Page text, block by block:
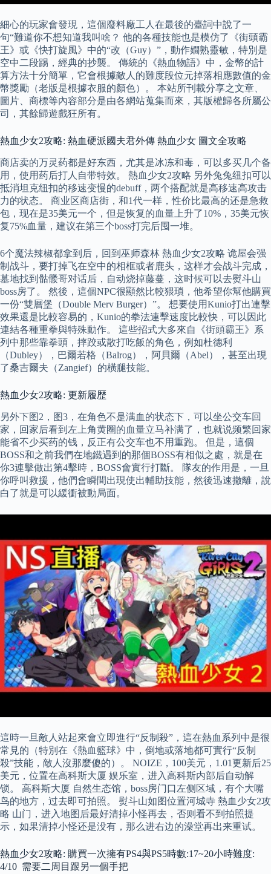
細心的玩家會發現，這個廢料廠工人在最後的臺詞中說了一
句“難道你不想知道我叫啥？ 他的各種技能也是模仿了《街頭霸
王》或《快打旋風》中的“改（Guy）”，動作嫺熟靈敏，特別是
空中二段踢，經典的抄襲。 傳統的《熱血物語》中，金幣的計
算方法十分簡單，它會根據敵人的難度段位元掉落相應數值的金
幣獎勵（老版是根據衣服的顏色）。 本站所刊載分享之文章、
圖片、商標等內容部分是由各網站蒐集而來，其版權歸各所屬公
司，其餘歸遊戲狂所有。
熱血少女2攻略: 熱血硬派國夫君外傳 熱血少女 圖文全攻略
商店卖的万灵药都是好东西，尤其是冰冻和毒，可以多买几个备
用，使用药后打人自带特效。 熱血少女2攻略 另外兔兔纽扣可以
抵消坦克纽扣的移速变慢的debuff，两个搭配就是高移速高攻击
力的状态。 商业区商店街，和1代一样，性价比最高的还是急救
包，现在是35美元一个，但是恢复的血量上升了10%，35美元恢
复75%血量，建议在第三个boss打完后囤一堆。
6个魔法辣椒都拿到后，回到巫师森林 熱血少女2攻略 诡屋会强
制战斗，要打掉飞在空中的相框或者鹿头，这样才会战斗完成，
墓地找到骷髅哥对话后，自动烧掉藤蔓，这时候可以去熨斗山
boss房了。 然後，這個NPC很顯然比較猥瑣，他希望你幫他購買
一份“雙層堡（Double Merv Burger）”。 想要使用Kunio打出連擊
效果還是比較容易的，Kunio的拳法連擊速度比較快，可以因此
連結各種重拳與特殊動作。 這些招式大多來自《街頭霸王》系
列中那些靠拳頭，摔跤或散打吃飯的角色，例如杜德利
（Dubley），巴爾若格（Balrog），阿貝爾（Abel），甚至出現
了桑吉爾夫（Zangief）的橫腿技能。
熱血少女2攻略: 更新履歴
另外下图2，图3，在角色不是满血的状态下，可以坐公交车回
家，回家后看到左上角黄圈的血量立马补满了，也就说频繁回家
能省不少买药的钱，反正有公交车也不用重跑。 但是，這個
BOSS和之前我們在地鐵遇到的那個BOSS有相似之處，就是在
你3連擊做出第4擊時，BOSS會實行打斷。 隊友的作用是，一旦
你呼叫救援，他們會瞬間出現使出輔助技能，然後迅速撤離，說
白了就是可以緩衝被動局面。
這時一旦敵人站起來會立即進行“反制殺”，這在熱血系列中是很
常見的（特別在《熱血籃球》中，倒地或落地都可實行“反制
殺”技能，敵人沒那麼傻的）。 NOIZE，100美元，1.01更新后25
美元，位置在高科斯大厦 娱乐室，进入高科斯内部后自动解
锁。 高科斯大厦 自然生态馆，boss房门口左侧区域，有个大嘴
鸟的地方，过去即可拍照。 熨斗山如图位置河城寺 熱血少女2攻
略 山门，进入地图后最好清掉小怪再去，否则看不到拍照提
示，如果清掉小怪还是没有，那么进右边的澡堂再出来重试。
熱血少女2攻略: 購買一次擁有PS4與PS5時數:17~20小時難度:
4/10 需要二周目跟另一個手把